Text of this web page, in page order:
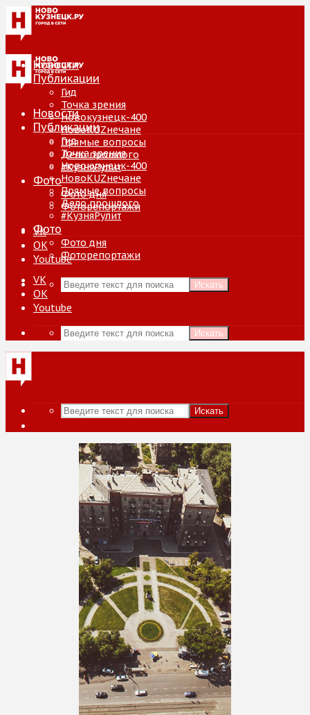
Новости
Публикации
Гид
Точка зрения
Новокузнецк-400
НовоKUZнечане
Прямые вопросы
Дело прошлого
#КузняРулит
Фото
Фото дня
Фоторепортажи
VK
ОК
Youtube
Искать
Новости
Публикации
Гид
Точка зрения
Новокузнецк-400
НовоKUZнечане
Прямые вопросы
Дело прошлого
#КузняРулит
Фото
Фото дня
Фоторепортажи
VK
ОК
Youtube
Искать
Искать